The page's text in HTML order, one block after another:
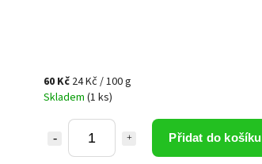
60 Kč 24 Kč / 100 g
Skladem (1 ks)
Přidat do košíku